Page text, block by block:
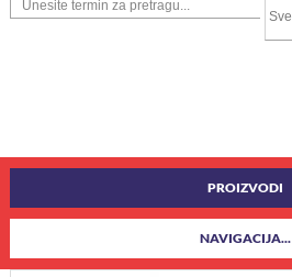
PROIZVODI
NAVIGACIJA...